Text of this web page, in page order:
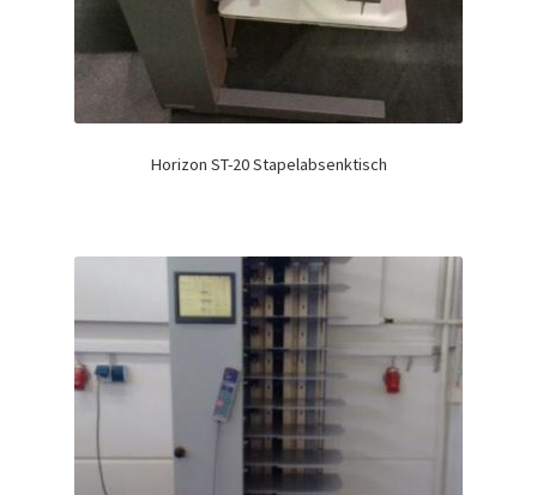
Horizon ST-20 Stapelabsenktisch